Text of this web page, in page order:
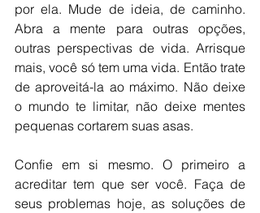
por ela. Mude de ideia, de caminho.
Abra a mente para outras opções,
outras perspectivas de vida. Arrisque
mais, você só tem uma vida. Então trate
de aproveitá-la ao máximo. Não deixe
o mundo te limitar, não deixe mentes
pequenas cortarem suas asas.
Confie em si mesmo. O primeiro a
acreditar tem que ser você. Faça de
seus problemas hoje, as soluções de